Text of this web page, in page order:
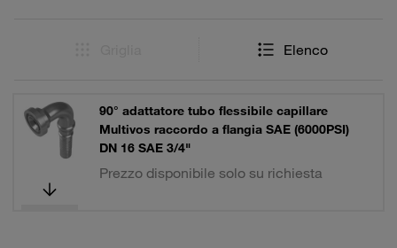
Elenco
90° adattatore tubo flessibile capillare
Multivos raccordo a flangia SAE (6000PSI)
DN 16 SAE 3/4"
Prezzo disponibile solo su richiesta